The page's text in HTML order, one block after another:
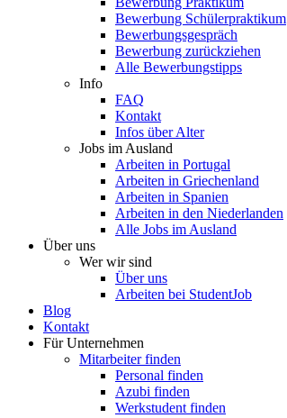
Bewerbung Schülerpraktikum
Bewerbungsgespräch
Bewerbung zurückziehen
Alle Bewerbungstipps
Info
FAQ
Kontakt
Infos über Alter
Jobs im Ausland
Arbeiten in Portugal
Arbeiten in Griechenland
Arbeiten in Spanien
Arbeiten in den Niederlanden
Alle Jobs im Ausland
Über uns
Wer wir sind
Über uns
Arbeiten bei StudentJob
Blog
Kontakt
Für Unternehmen
Mitarbeiter finden
Personal finden
Azubi finden
Werkstudent finden